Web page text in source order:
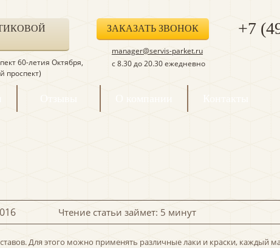
60-летия Октября,
проспект)
ЗАКАЗАТЬ ЗВОНОК
manager@servis-parket.ru
с 8.30 до 20.30 ежедневно
+7
Отзывы Контакты
Чтение статьи займет: 5 минут
Для этого можно применять различные лаки и краски, каждый